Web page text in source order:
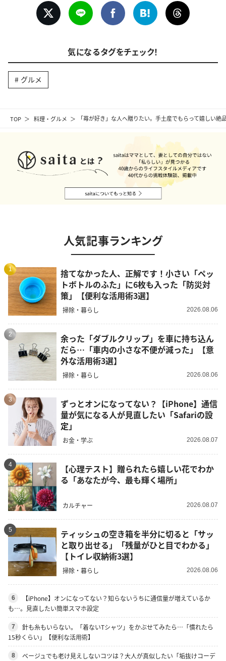
TOP 料理・グルメ 「苺が好き」な人へ贈りたい。手土産でもらって嬉しい
気になるタグをチェック！
グルメ
人気記事ランキング
1
捨てなかった人、正解です！小さい「ペッ
トボトルのふた」に6枚も入った「防災対
策」【便利な活用術3選】
掃除・暮らし 2026.08.06
2
余った「ダブルクリップ」を車に持ち込ん
だら…「車内の小さな不便が減った」【意
外な活用術3選】
掃除・暮らし 2026.08.06
3
ずっとオンになってない？【iPhone】通信
量が気になる人が見直したい「Safariの設
定」
お金・学ぶ 2026.08.07
4
【心理テスト】贈られたら嬉しい花でわか
る「あなたが今、最も輝く場所」
カルチャー 2026.08.07
5
ティッシュの空き箱を半分に切ると「サッ
と取り出せる」「残量がひと目でわかる」
【トイレ収納術3選】
掃除・暮らし 2026.08.06
6
【iPhone】オンになってない？知らないうちに通信量が増えているか
も…。見直したい簡単スマホ設定
7
針も糸もいらない。「着ないTシャツ」をかぶせてみたら…「慣れたら
15秒くらい」【便利な活用術】
8
ベージュでも老け見えしないコツは？大人が真似したい「垢抜けコーデ